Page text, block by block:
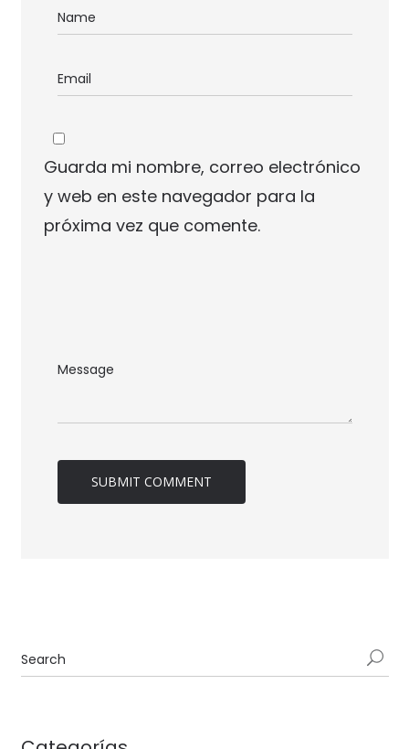
Guarda mi nombre, correo electrónico
y web en este navegador para la
próxima vez que comente.